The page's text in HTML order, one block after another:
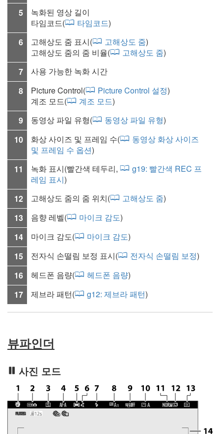
5
녹화된 영상 길이
타임코드( 타임코드)
6
고해상도 줌 표시( 고해상도 줌)
고해상도 줌의 줌 비율(
고해상도 줌)
7
사용 가능한 녹화 시간
8
Picture Control( Picture Control 설정)
계조 모드( 계조 모드)
9
동영상 파일 유형( 동영상 파일 유형)
10
화상 사이즈 및 프레임 수(
동영상 화상 사이즈
및 프레임 수 옵션)
11
녹화 표시(빨간색 테두리, g19: 빨간색 REC 프
레임 표시)
12
고해상도 줌의 줌 위치( 고해상도 줌)
13
음향 레벨( 마이크 감도)
14
마이크 감도( 마이크 감도)
15
전자식 손떨림 보정 표시( 전자식 손떨림 보정)
16
헤드폰 음량( 헤드폰 음량)
17
제브라 패턴( g12:제브라 패턴)
뷰파인더
사진 모드